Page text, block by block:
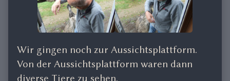
Wir gingen noch zur Aussichtsplattform.
Von der Aussichtsplattform waren dann
diverse Tiere zu sehen.